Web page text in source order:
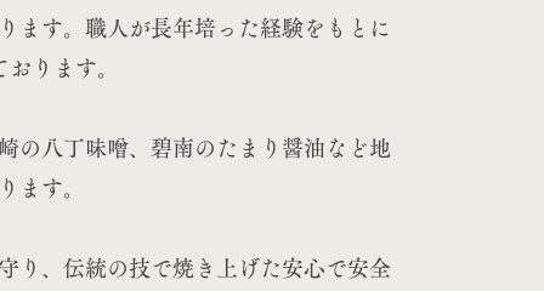
ます。職人が長年培った経験をもとに
ります。
の八丁味噌、碧南のたまり醤油など地
ます。
り、伝統の技で焼き上げた安心で安全